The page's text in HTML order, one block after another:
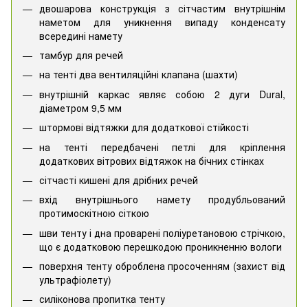
двошарова конструкція з сітчастим внутрішнім
наметом для уникнення випаду конденсату
всередині намету
тамбур для речей
на тенті два вентиляційні клапана (шахти)
внутрішній каркас являє собою 2 дуги Dural,
діаметром 9,5 мм
штормові відтяжки для додаткової стійкості
на тенті передбачені петлі для кріплення
додаткових вітрових відтяжок на бічних стінках
сітчасті кишені для дрібних речей
вхід внутрішнього намету продубльований
протимоскітною сіткою
шви тенту і дна проварені поліуретановою стрічкою,
що є додатковою перешкодою проникненню вологи
поверхня тенту оброблена просоченням (захист від
ультрафіолету)
силіконова пропитка тенту